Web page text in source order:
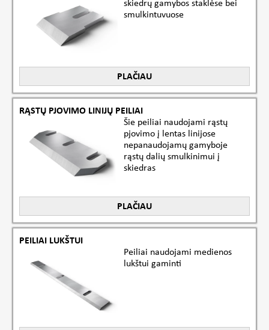
skiedrų gamybos staklėse bei
smulkintuvuose
PLAČIAU
RĄSTŲ PJOVIMO LINIJŲ PEILIAI
Šie peiliai naudojami rąstų
pjovimo į lentas linijose
nepanaudojamų gamyboje
rąstų dalių smulkinimui į
skiedras
PLAČIAU
PEILIAI LUKŠTUI
Peiliai naudojami medienos
lukštui gaminti